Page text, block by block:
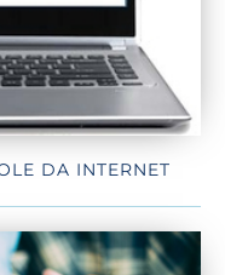
DA INTERNET